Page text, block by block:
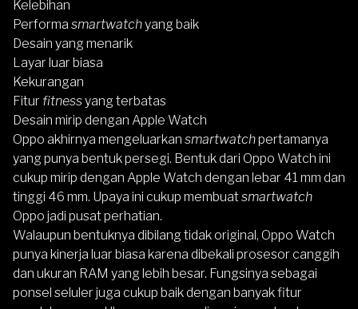
Kelebihan
Performa smartwatchyang baik
Desain yang menarik
Layar luar biasa
Kekurangan
Fitur fitnessyang terbatas
Desain mirip dengan Apple Watch
Oppo akhirnya mengeluarkan smartwatchpertamanya
yang punya bentuk persegi. Bentuk dari Oppo Watch ini
cukup mirip dengan Apple Watch dengan lebar 41 mm dan
tinggi 46 mm. Upaya ini cukup membuatsmartwatch
Oppo jadi pusat perhatian.
Walaupun bentuknya dibilang tidak original, Oppo Watch
punya kinerja luar biasa karena dibekali prosesor canggih
dan ukuran RAM yang lebih besar. Fungsinya sebagai
ponsel seluler juga cukup baik dengan banyak fitur